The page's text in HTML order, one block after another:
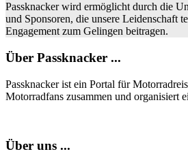
Passknacker wird ermöglicht durch die
und Sponsoren, die unsere Leidenschaft
Engagement zum Gelingen beitragen.
Über Passknacker ...
Passknacker ist ein Portal für
Motorradfans zusammen und organisiert
Über uns ...